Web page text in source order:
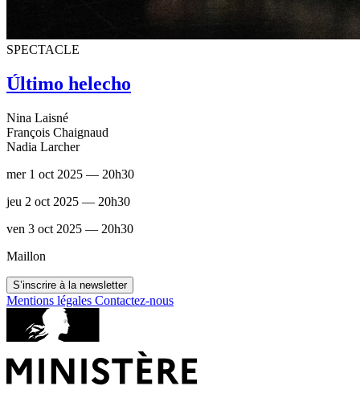
SPECTACLE
Último helecho
Nina Laisné
François Chaignaud
Nadia Larcher
mer 1 oct 2025 — 20h30
jeu 2 oct 2025 — 20h30
ven 3 oct 2025 — 20h30
Maillon
S’inscrire à la newsletter
Mentions légales Contactez-nous